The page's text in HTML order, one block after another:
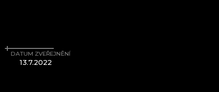
DATUM ZVEŘEJNĚNÍ
13.7.2022